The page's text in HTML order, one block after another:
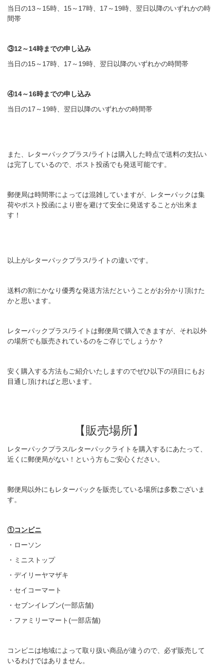
当日の13～15時、15～17時、17～19時、翌日以降のいずれかの時
間帯
③12～14時までの申し込み
当日の15～17時、17～19時、翌日以降のいずれかの時間帯
④14～16時までの申し込み
当日の17～19時、翌日以降のいずれかの時間帯
また、レターパックプラス/ライトは購入した時点で送料の支払い
は完了しているので、ポスト投函でも発送可能です。
郵便局は時間帯によっては混雑していますが、レターパックは集
荷やポスト投函により密を避けて安全に発送することが出来ま
す！
以上がレターパックプラス/ライトの違いです。
送料の割にかなり優秀な発送方法だということがお分かり頂けた
かと思います。
レターパックプラス/ライトは郵便局で購入できますが、それ以外
の場所でも販売されているのをご存じでしょうか？
安く購入する方法もご紹介いたしますのでぜひ以下の項目にもお
目通し頂ければと思います。
【販売場所】
レターパックプラス/レターパックライトを購入するにあたって、
近くに郵便局がない！という方もご安心ください。
郵便局以外にもレターパックを販売している場所は多数ございま
す。
①コンビニ
・ローソン
・ミニストップ
・デイリーヤマザキ
・セイコーマート
・セブンイレブン(一部店舗)
・ファミリーマート(一部店舗)
コンビニは地域によって取り扱い商品が違うので、必ず販売して
いるわけではありません。